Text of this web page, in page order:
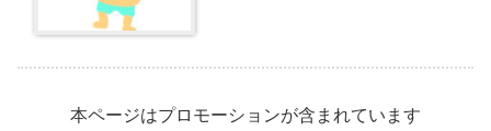
本ページはプロモーションが含まれています